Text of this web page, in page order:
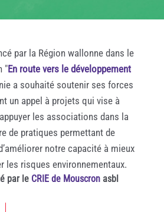
par la Région wallonne dans le
"En route vers le développement
a souhaité soutenir ses forces
un appel à projets qui vise à
les associations dans la
de pratiques permettant de
notre capacité à mieux
les risques environnementaux.
par le CRIE de Mouscronasbl